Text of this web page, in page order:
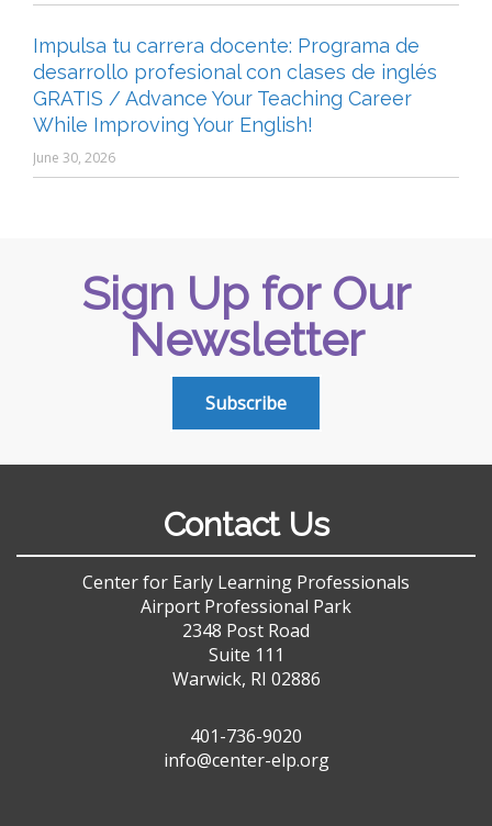
Impulsa tu carrera docente: Programa de
desarrollo profesional con clases de inglés
GRATIS / Advance Your Teaching Career
While Improving Your English!
June 30, 2026
Sign Up for Our
Newsletter
Subscribe
Contact Us
Center for Early Learning Professionals
Airport Professional Park
2348 Post Road
Suite 111
Warwick, RI 02886
401-736-9020
info@center-elp.org